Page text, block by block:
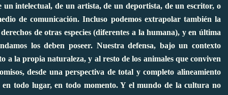
un intelectual, de un artista, de un deportista, de un escritor, o
de comunicación.Incluso podemos extrapolar también la
de otras especies (diferentes a la humana), y en última
los deben poseer. Nuestra defensa, bajo un contexto
a la propia naturaleza, y al resto de los animales que conviven
desde una perspectiva de total y completo alineamiento
en todo lugar, en todo momento. Y el mundo de la cultura no